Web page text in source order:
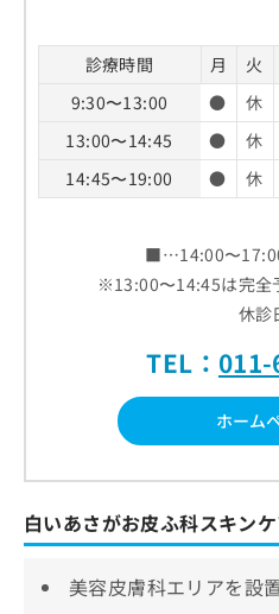
診療時間 月 火
9:30〜13:00
● 休
13:00〜14:45
● 休
14:45〜19:00
● 休
■…14:00〜17:00
※13:00〜14:45は完全
休診
TEL：
ホーム
白いあさがお皮ふ科スキン
美容皮膚科エリアを設